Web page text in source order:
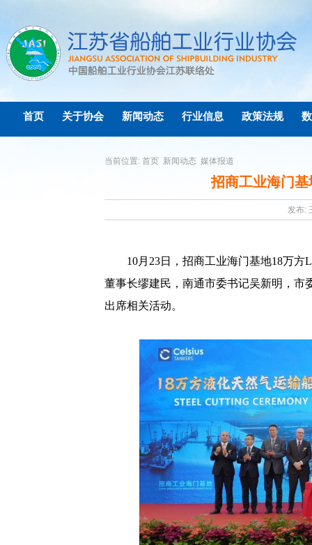
首页 关于协会 新闻动态 行业信息 政策法规
当前位置: 首页 新闻动态 媒体报道
招商工业海门
发布:
10月 23日，招商工业海门基地18万方
董事长缪建民，南通市委书记吴新明，市
出席相关活动。